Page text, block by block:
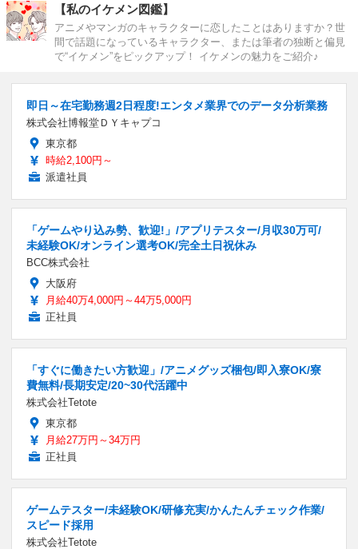
【私のイケメン図鑑】
アニメやマンガのキャラクターに恋したことはありますか？世
間で話題になっているキャラクター、または筆者の独断と偏見
で“イケメン”をピックアップ！ イケメンの魅力をご紹介♪
即日～在宅勤務週2日程度!エンタメ業界でのデータ分析業務
株式会社博報堂ＤＹキャプコ
東京都
時給2,100円～
派遣社員
「ゲームやり込み勢、歓迎!」/アプリテスター/月収30万可/
未経験OK/オンライン選考OK/完全土日祝休み
BCC株式会社
大阪府
月給40万4,000円～44万5,000円
正社員
「すぐに働きたい方歓迎」/アニメグッズ梱包/即入寮OK/寮
費無料/長期安定/20~30代活躍中
株式会社Tetote
東京都
月給27万円～34万円
正社員
ゲームテスター/未経験OK/研修充実/かんたんチェック作業/
スピード採用
株式会社Tetote